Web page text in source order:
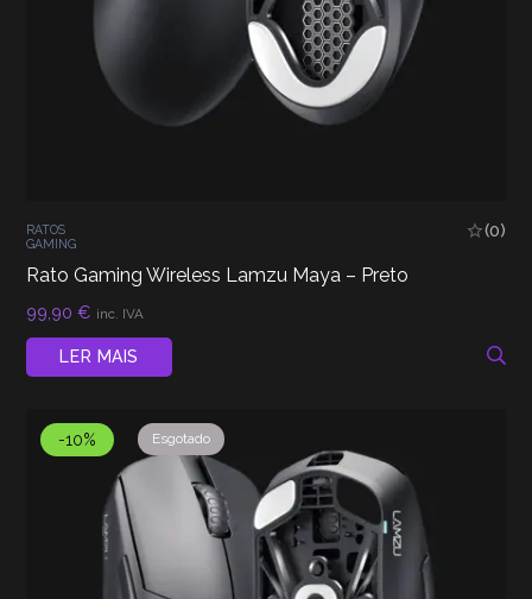
RATOS
GAMING
(0)
Rato Gaming Wireless Lamzu Maya – Preto
99,90€ inc. IVA
LER MAIS
-10% Esgotado